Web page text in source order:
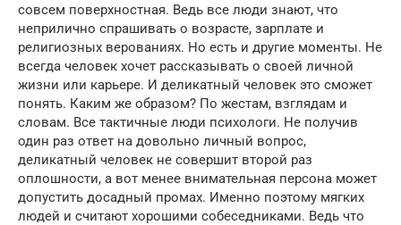
совсем поверхностная. Ведь все люди знают, что
неприлично спрашивать о возрасте, зарплате и
религиозных верованиях. Но есть и другие моменты. Не
всегда человек хочет рассказывать о своей личной
жизни или карьере. И деликатный человек это сможет
понять. Каким же образом? По жестам, взглядам и
словам. Все тактичные люди психологи. Не получив
один раз ответ на довольно личный вопрос,
деликатный человек не совершит второй раз
оплошности, а вот менее внимательная персона может
допустить досадный промах. Именно поэтому мягких
людей и считают хорошими собеседниками. Ведь что